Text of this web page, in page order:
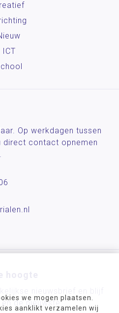
we mogen plaatsen.
aanklikt verzamelen wij
ICT
Op werkdagen tussen
direct contact opnemen
hoogte
de nieuwste